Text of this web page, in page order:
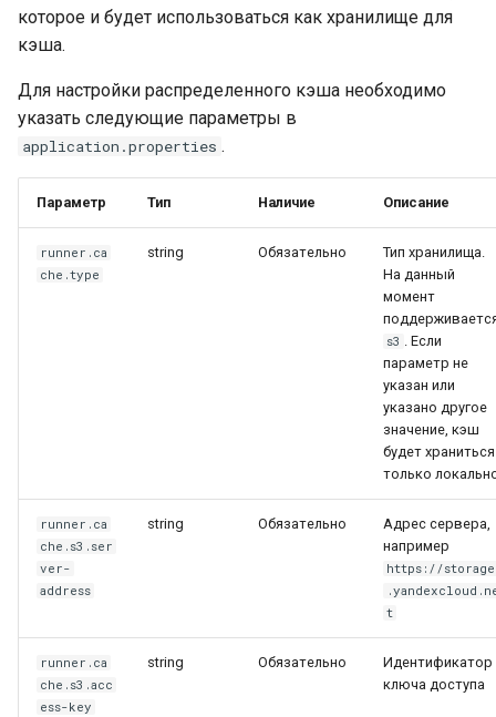
которое и будет использоваться как хранилище для
кэша.
Для настройки распределенного кэша необходимо
указать следующие параметры в
application.properties .
Параметр Тип Наличие Описание
runner.ca
che.type
string Обязательно
Тип хранилища.
На данный
момент
s3 . Если
параметр не
указан или
указано другое
значение, кэш
будет храниться
только
runner.ca
che.s3.ser
ver-
address
string Обязательно
Адрес сервера,
например
https://storage
t
runner.ca
che.s3.acc
ess-key
string Обязательно
Идентификатор
ключа доступа